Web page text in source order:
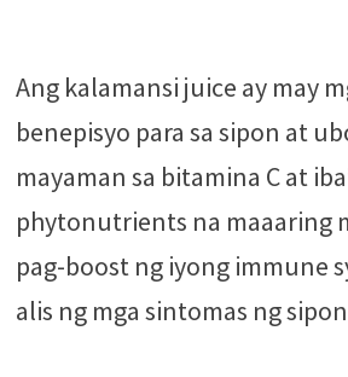
Ang kalamansi juice ay may
benepisyo para sa sipon at
mayaman sa bitamina C at
phytonutrients na maaaring
pag-boost ng iyong immune
alis ng mga sintomas ng